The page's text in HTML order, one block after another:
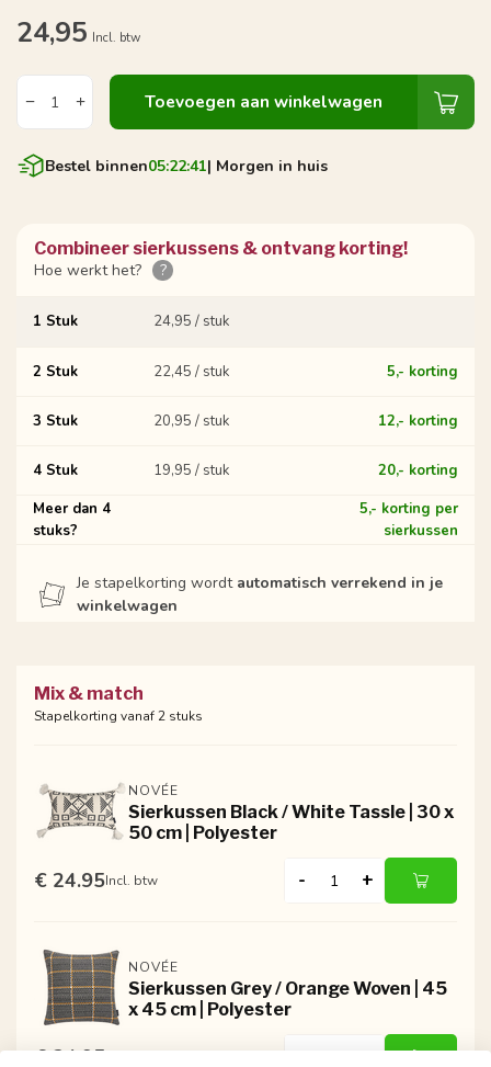
24,95 Incl. btw
Toevoegen aan winkelwagen
Bestel binnen05:22:40| Morgen in huis
Combineer sierkussens & ontvang korting!
Hoe werkt het?
?
1 Stuk 24,95 / stuk
2 Stuk 22,45 / stuk 5,- korting
3 Stuk 20,95 / stuk 12,- korting
4 Stuk 19,95 / stuk
20,- korting
Meer dan 4
stuks?
5,- korting per
sierkussen
Je stapelkorting wordt automatisch verrekend in je
winkelwagen
Mix & match
Stapelkorting vanaf 2 stuks
NOVÉE
Sierkussen Black / White Tassle | 30 x
50 cm | Polyester
€ 24.95Incl. btw - +
NOVÉE
Sierkussen Grey / Orange Woven | 45
x 45 cm | Polyester
€ 24.95